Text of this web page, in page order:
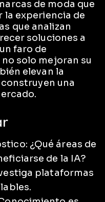
de moda que
la experiencia de
que analizan
soluciones a
faro de
solo mejoran su
elevan la
una
¿Qué áreas de
de la IA?
plataformas